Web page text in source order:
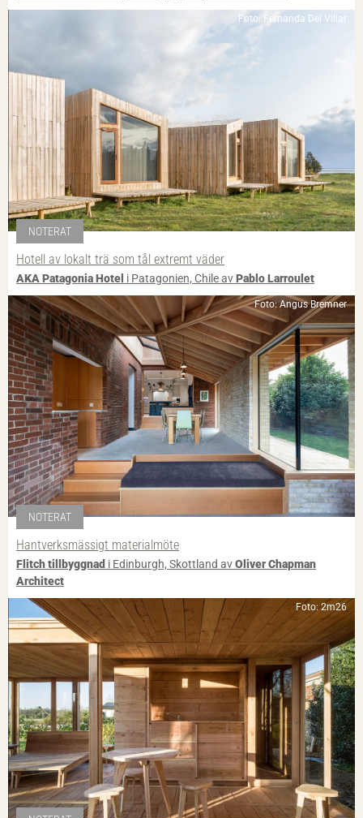
Foto: Fernanda Del Villar
NOTERAT
Hotell av lokalt trä som tål extremt väder
AKA Patagonia Hotel i Patagonien, Chile avPablo Larroulet
Foto: Angus Bremner
NOTERAT
Hantverksmässigt materialmöte
Flitch tillbyggnad i Edinburgh, Skottland avOliver Chapman
Architect
Foto: 2m26